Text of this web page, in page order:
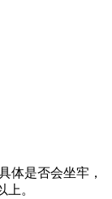
体是否会坐牢，
。